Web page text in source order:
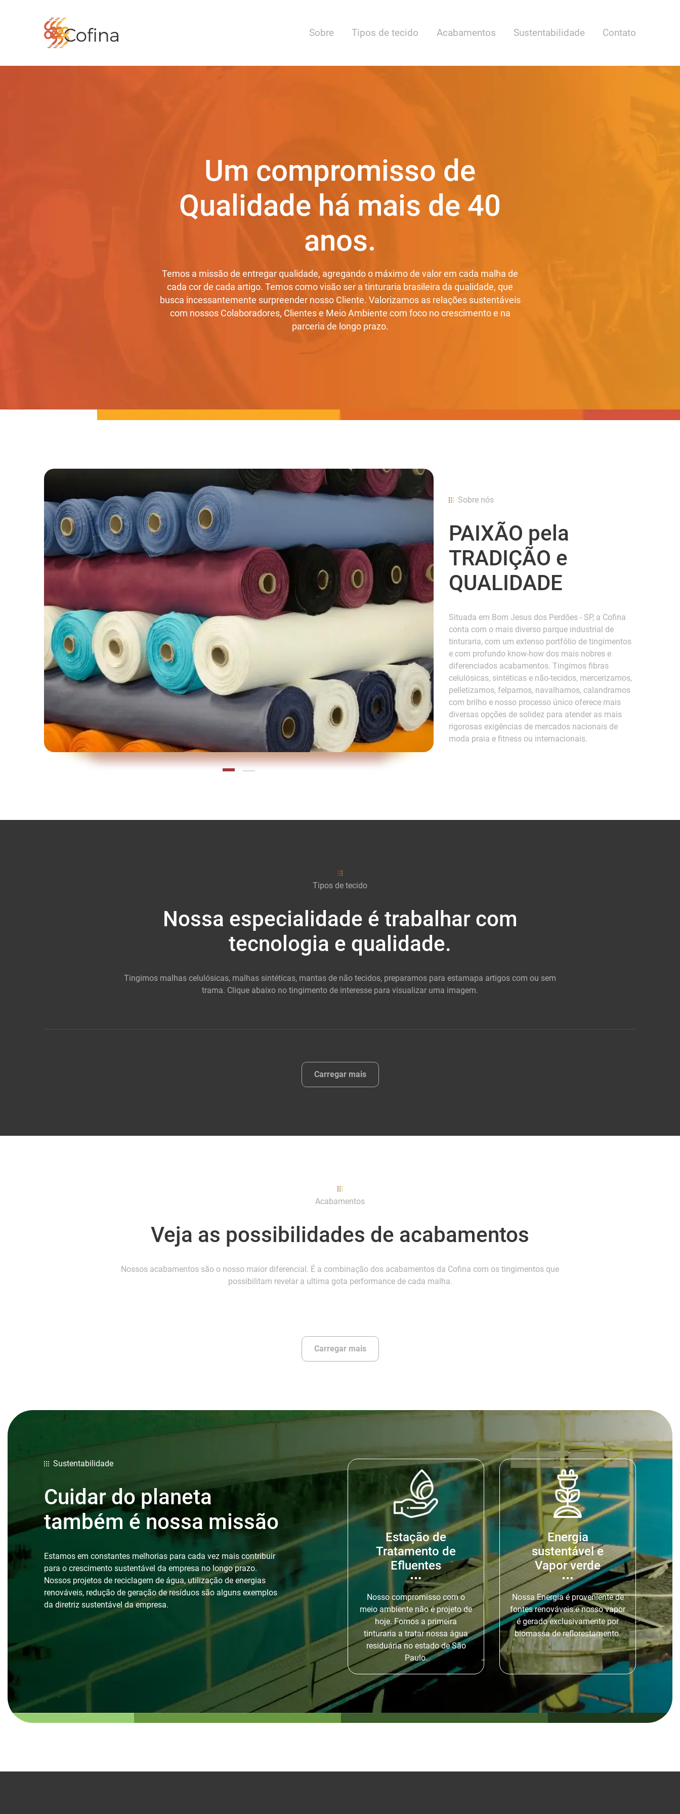
Sobre Tipos de tecido Acabamentos Sustentabilidade Contato
Um compromisso de
Qualidade há mais de 40
anos.
Temos a missão de entregar qualidade, agregando o máximo de valor em cada malha de
cada cor de cada artigo. Temos como visão ser a tinturaria brasileira da qualidade, que
busca incessantemente surpreender nosso Cliente. Valorizamos as relações sustentáveis
com nossos Colaboradores, Clientes e Meio Ambiente com foco no crescimento e na
parceria de longo prazo.
Sobre nós
PAIXÃO pela
TRADIÇÃO e
QUALIDADE
Situada em Bom Jesus dos Perdões - SP, a Cofina
conta com o mais diverso parque industrial de
tinturaria, com um extenso portfólio de tingimentos
e com profundo know-how dos mais nobres e
diferenciados acabamentos. Tingimos fibras
celulósicas, sintéticas e não-tecidos, mercerizamos,
pelletizamos, felpamos, navalhamos, calandramos
com brilho e nosso processo único oferece mais
diversas opções de solidez para atender as mais
rigorosas exigências de mercados nacionais de
moda praia e fitness ou internacionais.
Tipos de tecido
Nossa especialidade é trabalhar com
tecnologia e qualidade.
Tingimos malhas celulósicas, malhas sintéticas, mantas de não tecidos, preparamos para estamapa artigos com ou sem
trama. Clique abaixo no tingimento de interesse para visualizar uma imagem.
Carregar mais
Acabamentos
Veja as possibilidades de acabamentos
Nossos acabamentos são o nosso maior diferencial. É a combinação dos acabamentos da Cofina com os tingimentos que
possibilitam revelar a ultima gota performance de cada malha.
Carregar mais
Sustentabilidade
Cuidar do planeta
também é nossa missão
Estamos em constantes melhorias para cada vez mais contribuir
para o crescimento sustentável da empresa no longo prazo.
Nossos projetos de reciclagem de água, utilização de energias
renováveis, redução de geração de resíduos são alguns exemplos
da diretriz sustentável da empresa.
Estação de
Tratamento de
Efluentes
Nosso compromisso com o
meio ambiente não é projeto de
hoje. Fomos a primeira
tinturaria a tratar nossa água
residuária no estado de São
Paulo.
Energia
sustentável e
Vapor verde
Nossa Energia é proveniente de
fontes renováveis.e nosso vapor
é gerado exclusivamente por
biomassa de reflorestamento.